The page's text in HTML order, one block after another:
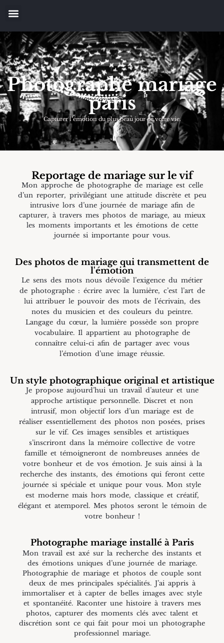
Photographe mariage
paris
Capturer l’émotion du plus beau jour de votre vie.
Reportage de mariage sur le vif
Mon approche de photographe de mariage est celle
d’un reporter, privilégiant une attitude discrète et peu
intrusive lors d’une journée de mariage afin de
capturer, à travers mes photos de mariage, au mieux
les moments importants et les émotions de cette
journée si importante pour vous.
Des photos de mariage qui transmettent de
l'émotion
Le sens des mots nous dévoile l’exigence du métier
de photographe : écrire avec la lumière, c’est l’art de
lui attribuer le pouvoir des mots de l’écrivain, des
notes du musicien et des couleurs du peintre.
Langage du cœur, la lumière possède son propre
vocabulaire. Il appartient au photographe de
connaître celui-ci afin de partager avec vous
l’émotion d’une image réussie.
Un style photographique original et artistique
Je propose aujourd’hui un travail d’auteur et une
approche artistique personnelle. Discret et non
intrusif, mon objectif lors d’un mariage est de
réaliser essentiellement des photos non posées, prises
sur le vif. Ces images sensibles et artistiques
s’inscriront dans la mémoire collective de votre
famille et témoigneront de nombreuses années de
votre bonheur et de vos émotion. Je suis ainsi à la
recherche des instants, des émotions qui feront cette
journée si spéciale et unique pour vous. Mon style
est moderne mais hors mode, classique et créatif,
élégant et atemporel. Mes photos seront le témoin de
votre bonheur !
Photographe mariage installé à Paris
Mon travail est axé sur la recherche des instants et
des émotions uniques d’une journée de mariage.
Photographie de mariage et photos de couple sont
deux de mes principales spécialités. J’ai appris à
immortaliser et à capter de belles images avec style
et spontanéité. Raconter une histoire à travers mes
photos, capturer des moments clés avec talent et
discrétion sont ce qui fait pour moi un photographe
professionnel mariage.